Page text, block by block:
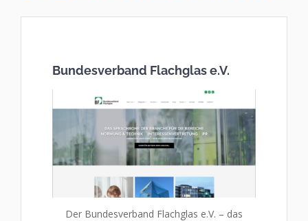
Bundesverband Flachglas e.V.
Der Bundesverband Flachglas e.V. – das